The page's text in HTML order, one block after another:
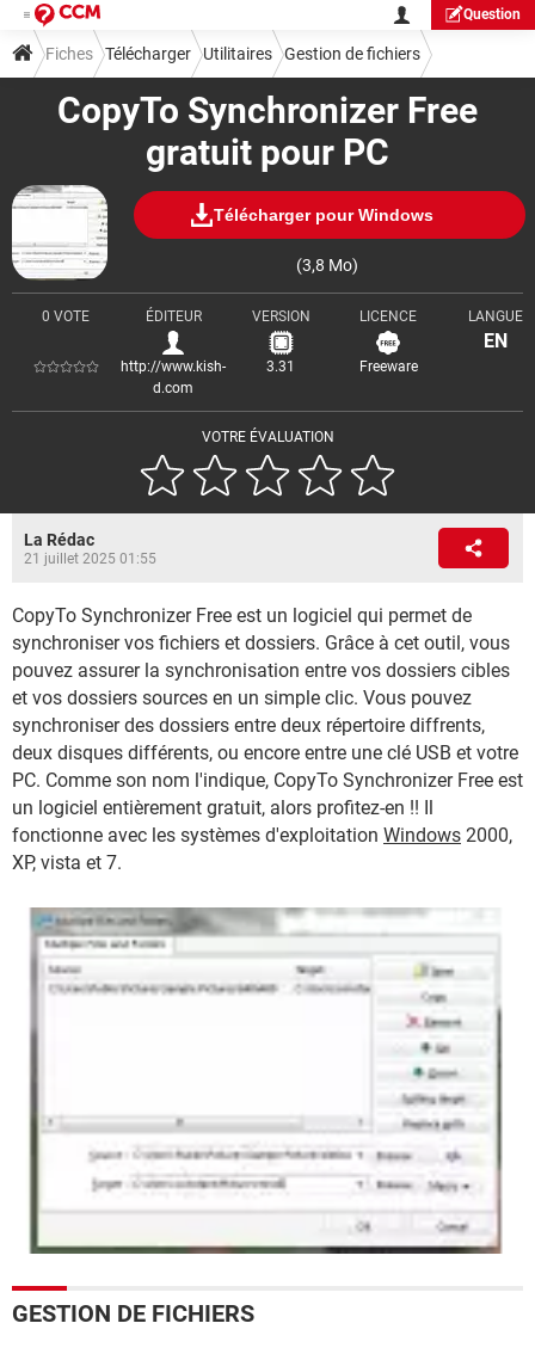
Question
CopyTo Synchronizer Free
gratuit pour PC
Télécharger pour Windows
(3,8 Mo)
VOTRE ÉVALUATION
0 VOTE ÉDITEUR
http://www.kish-
d.com
VERSION
3.31
LICENCE
Freeware
LANGUE
EN
Fiches Télécharger Utilitaires Gestion de fichiers
La Rédac
21 juillet 2025 01:55
CopyTo Synchronizer Free est un logiciel qui permet de
synchroniser vos fichiers et dossiers. Grâce à cet outil, vous
pouvez assurer la synchronisation entre vos dossiers cibles
et vos dossiers sources en un simple clic. Vous pouvez
synchroniser des dossiers entre deux répertoire diffrents,
deux disques différents, ou encore entre une clé USB et votre
PC. Comme son nom l'indique, CopyTo Synchronizer Free est
un logiciel entièrement gratuit, alors profitez-en !! Il
fonctionne avec les systèmes d'exploitation Windows 2000,
XP, vista et 7.
GESTION DE FICHIERS